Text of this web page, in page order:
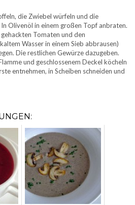
die Zwiebel würfeln und die
Olivenöl in einem großen Topf anbraten.
Tomaten und den
Wasser in einem Sieb abbrausen)
Die restlichen Gewürze dazugeben.
und geschlossenem Deckel köcheln
entnehmen, in Scheiben schneiden und